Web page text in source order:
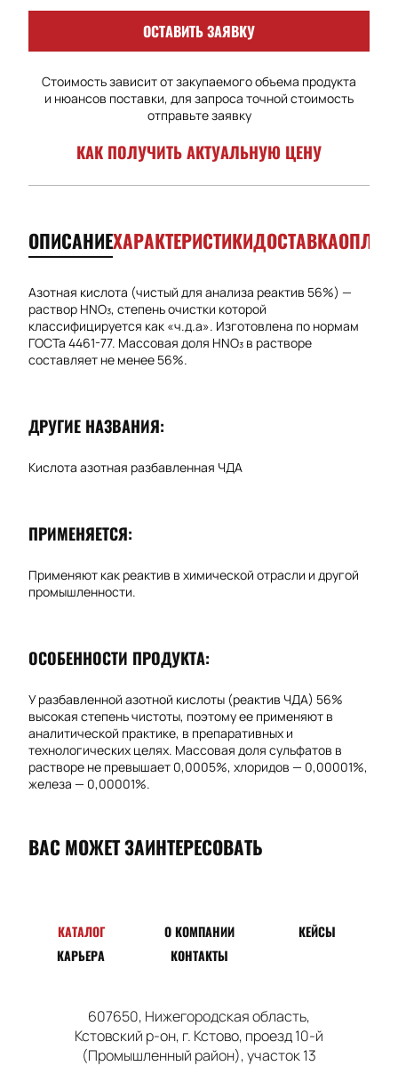
ОСТАВИТЬ ЗАЯВКУ
Стоимость зависит от закупаемого объема продукта
и нюансов поставки, для запроса точной стоимость
отправьте заявку
КАК ПОЛУЧИТЬ АКТУАЛЬНУЮ ЦЕНУ
ОПИСАНИЕХАРАКТЕРИСТИКИДОСТАВКА
Азотная кислота (чистый для анализа реактив 56%) —
раствор HNO₃, степень очистки которой
классифицируется как «ч.д.а». Изготовлена по нормам
ГОСТа 4461-77. Массовая доля HNO₃ в растворе
составляет не менее 56%.
ДРУГИЕ НАЗВАНИЯ:
Кислота азотная разбавленная ЧДА
ПРИМЕНЯЕТСЯ:
Применяют как реактив в химической отрасли и другой
промышленности.
ОСОБЕННОСТИ ПРОДУКТА:
У разбавленной азотной кислоты (реактив ЧДА) 56%
высокая степень чистоты, поэтому ее применяют в
аналитической практике, в препаративных и
технологических целях. Массовая доля сульфатов в
растворе не превышает 0,0005%, хлоридов — 0,00001%,
железа — 0,00001%.
ВАС МОЖЕТ ЗАИНТЕРЕСОВАТЬ
КАТАЛОГ О КОМПАНИИ
КЕЙСЫ
КАРЬЕРА
КОНТАКТЫ
607650, Нижегородская область,
Кстовский р-он, г. Кстово, проезд10-й
(Промышленный район), участок 13